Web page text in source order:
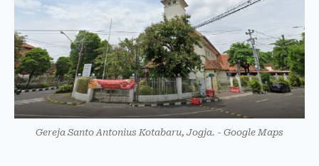
Gereja Santo Antonius Kotabaru, Jogja. - Google Maps